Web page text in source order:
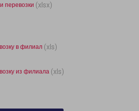
перевозки (xlsx)
в филиал (xls)
из филиала (xls)